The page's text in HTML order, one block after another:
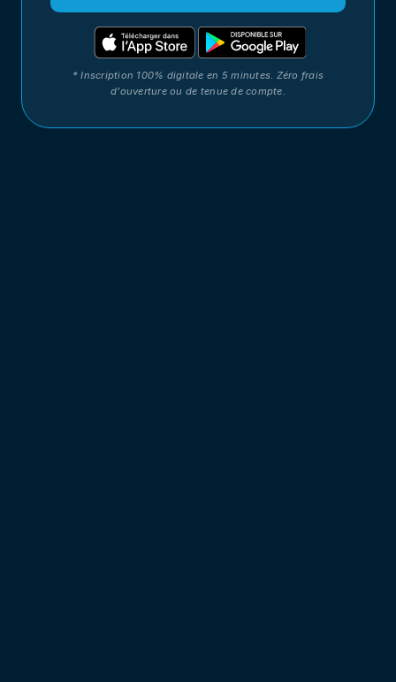
* Inscription 100% digitale en 5 minutes. Zéro frais
d'ouverture ou de tenue de compte.